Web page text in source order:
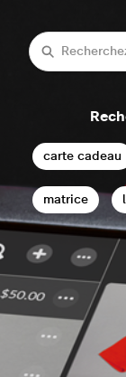
carte cadeau
matrice